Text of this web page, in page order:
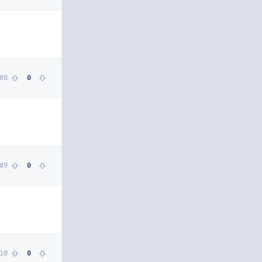
#8 0
#9 0
10 0